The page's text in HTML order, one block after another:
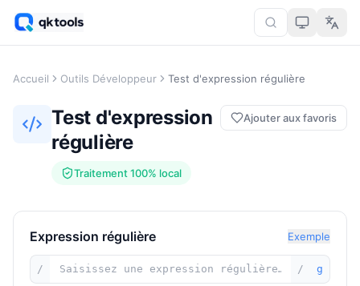
Accueil Outils Développeur Test d'expression régulière
Test d'expression
régulière
Traitement 100% local
Ajouter aux favoris
Expression régulière Exemple
/ / g